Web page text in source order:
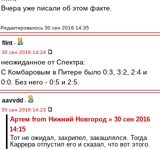
Вчера уже писали об этом факте.
Редактировалось 30 сен 2016 14:35
flint -
30 сен 2016 14:24
неожиданное от Спектра:
С Комбаровым в Питере было 0:3, 3:2, 2:4 и
0:0. Без него - 0:5 и 2:5.
aavvdd -
30 сен 2016 14:23
Артем from Нижний Новгород » 30 сен 2016
14:15
Тот не ожидал, захрипел, закашлялся. Тогда
Каррера отпустил его и сказал, что вот этого.